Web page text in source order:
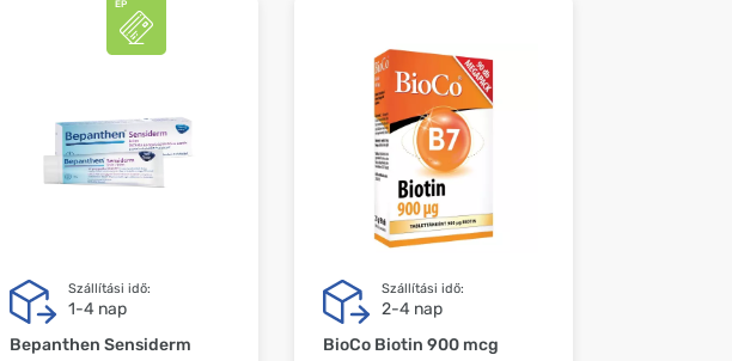
Szállítási idő:
1-4 nap
Bepanthen Sensiderm
Szállítási idő:
2-4 nap
BioCo Biotin 900 mcg